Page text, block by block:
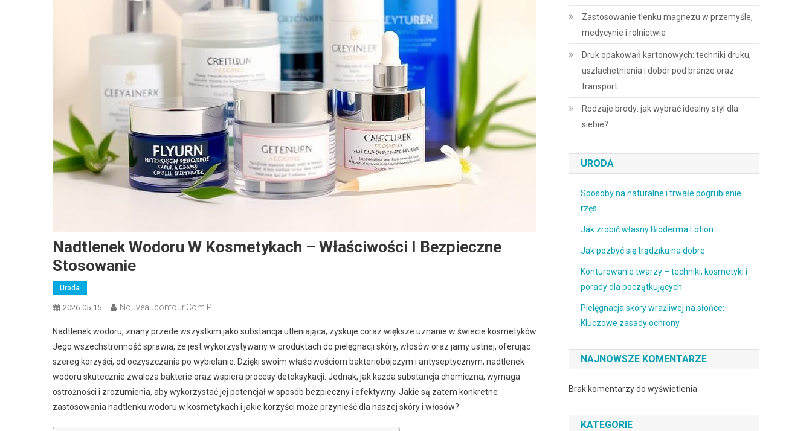
Nadtlenek Wodoru W Kosmetykach – Właściwości I Bezpieczne
Stosowanie
Uroda
2026-05-15 Nouveaucontour.com.pl
Nadtlenek wodoru, znany przede wszystkim jako substancja utleniająca, zyskuje coraz większe uznanie w świecie kosmetyków.
Jego wszechstronność sprawia, że jest wykorzystywany w produktach do pielęgnacji skóry, włosów oraz jamy ustnej, oferując
szereg korzyści, od oczyszczania po wybielanie. Dzięki swoim właściwościom bakteriobójczym i antyseptycznym, nadtlenek
wodoru skutecznie zwalcza bakterie oraz wspiera procesy detoksykacji. Jednak, jak każda substancja chemiczna, wymaga
ostrożności i zrozumienia, aby wykorzystać jej potencjał w sposób bezpieczny i efektywny. Jakie są zatem konkretne
zastosowania nadtlenku wodoru w kosmetykach i jakie korzyści może przynieść dla naszej skóry i włosów?
Zastosowanie tlenku magnezu w przemyśle,
medycynie i rolnictwie
Druk opakowań kartonowych: techniki druku,
uszlachetnienia i dobór pod branże oraz
transport
Rodzaje brody: jak wybrać idealny styl dla
siebie?
URODA
Sposoby na naturalne i trwałe pogrubienie
rzęs
Jak zrobić własny Bioderma Lotion
Jak pozbyć się trądziku na dobre
Konturowanie twarzy – techniki, kosmetyki i
porady dla początkujących
Pielęgnacja skóry wrażliwej na słońce:
Kluczowe zasady ochrony
NAJNOWSZE KOMENTARZE
Brak komentarzy do wyświetlenia.
KATEGORIE